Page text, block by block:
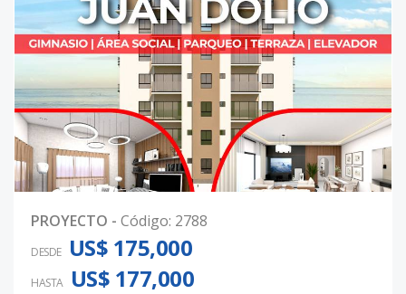
PROYECTO - Código: 2788
DESDE US$ 175,000
HASTA US$ 177,000